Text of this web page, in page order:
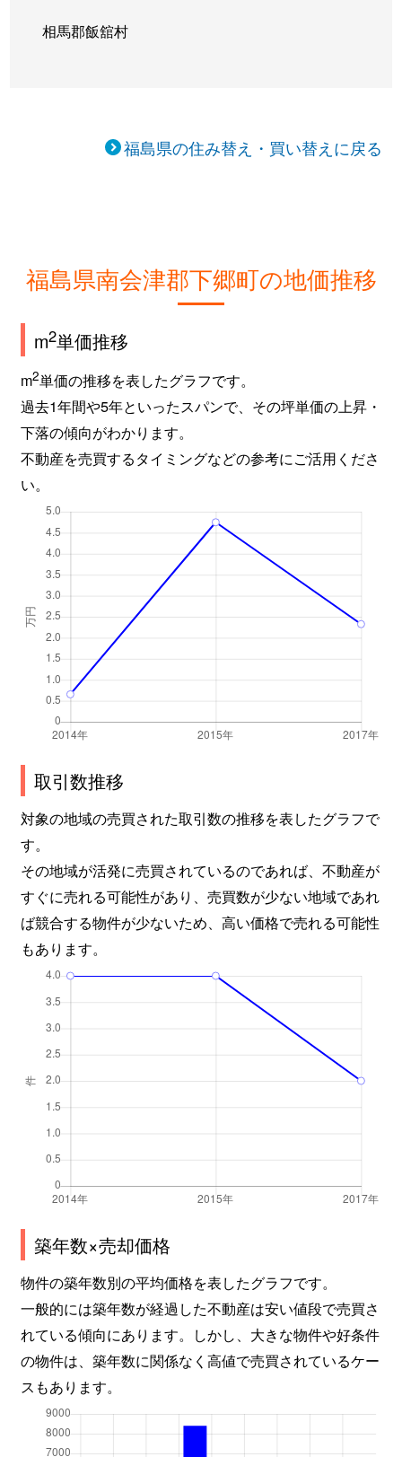
相馬郡飯舘村
福島県の住み替え・買い替えに戻る
福島県南会津郡下郷町の地価推移
m2単価推移
m2単価の推移を表したグラフです。
過去1年間や5年といったスパンで、その坪単価の上昇・
下落の傾向がわかります。
不動産を売買するタイミングなどの参考にご活用くださ
い。
取引数推移
対象の地域の売買された取引数の推移を表したグラフで
す。
その地域が活発に売買されているのであれば、不動産が
すぐに売れる可能性があり、売買数が少ない地域であれ
ば競合する物件が少ないため、高い価格で売れる可能性
もあります。
築年数×売却価格
物件の築年数別の平均価格を表したグラフです。
一般的には築年数が経過した不動産は安い値段で売買さ
れている傾向にあります。しかし、大きな物件や好条件
の物件は、築年数に関係なく高値で売買されているケー
スもあります。